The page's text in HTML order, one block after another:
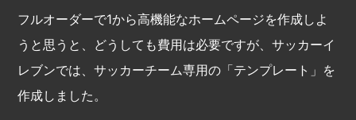
フルオーダーで1から高機能なホームページを作成しよ
うと思うと、どうしても費用は必要ですが、サッカーイ
レブンでは、サッカーチーム専用の「テンプレート」を
作成しました。